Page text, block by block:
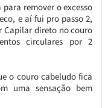
remover o excesso
e aí fui pro passo 2,
Capilar direto no couro
circulares por 2
o couro cabeludo fica
uma sensação bem